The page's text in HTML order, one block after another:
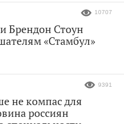
Брендон Стоун
«Стамбул»
10707
не компас для
россиян
9391